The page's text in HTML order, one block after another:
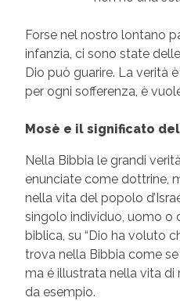
Forse nel nostro lontano
infanzia, ci sono state
Dio può guarire. La verità
per ogni sofferenza, è
Mosè e il significato
Nella Bibbia le grandi
enunciate come dottrine,
nella vita del popolo
singolo individuo, uomo o
biblica, su “Dio ha voluto
trova nella Bibbia come
ma é illustrata nella vita di
da esempio.